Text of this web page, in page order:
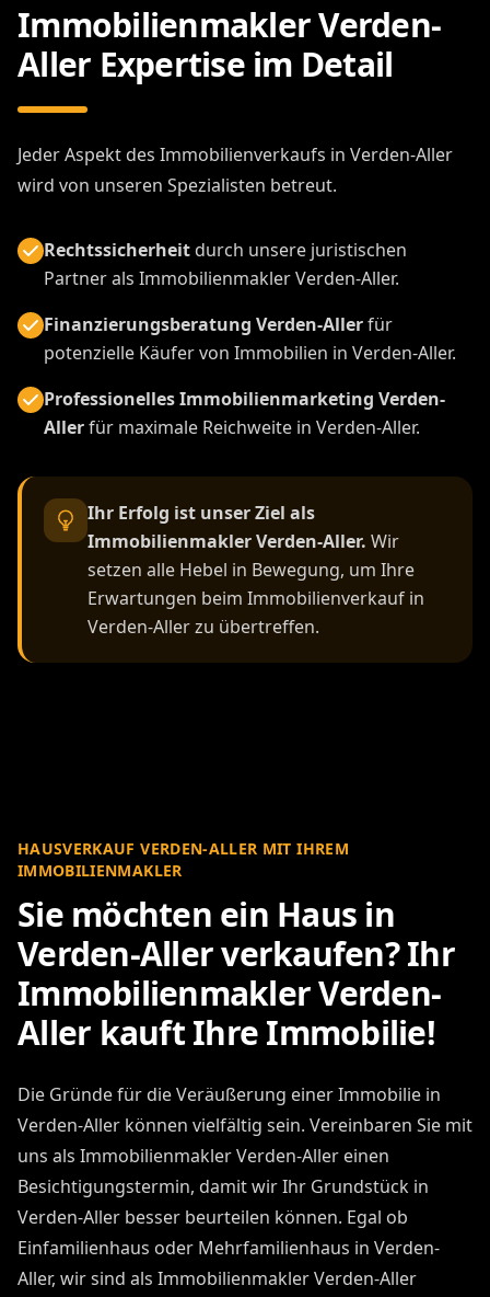
Immobilienmakler Verden-
Aller Expertise im Detail
Jeder Aspekt des Immobilienverkaufs in Verden-Aller
wird von unseren Spezialisten betreut.
Rechtssicherheitdurch unsere juristischen
Partner als Immobilienmakler Verden-Aller.
Finanzierungsberatung Verden-Allerfür
potenzielle Käufer von Immobilien in Verden-Aller.
Professionelles Immobilienmarketing Verden-
Allerfür maximale Reichweite in Verden-Aller.
Ihr Erfolg ist unser Ziel als
Immobilienmakler Verden-Aller. Wir
setzen alle Hebel in Bewegung, um Ihre
Erwartungen beim Immobilienverkauf in
Verden-Aller zu übertreffen.
HAUSVERKAUF VERDEN-ALLER MIT IHREM
IMMOBILIENMAKLER
Sie möchten ein Haus in
Verden-Aller verkaufen? Ihr
Immobilienmakler Verden-
Aller kauft Ihre Immobilie!
Die Gründe für die Veräußerung einer Immobilie in
Verden-Aller können vielfältig sein. Vereinbaren Sie mit
uns als Immobilienmakler Verden-Aller einen
Besichtigungstermin, damit wir Ihr Grundstück in
Verden-Aller besser beurteilen können. Egal ob
Einfamilienhaus oder Mehrfamilienhaus in Verden-
Aller, wir sind als Immobilienmakler Verden-Aller